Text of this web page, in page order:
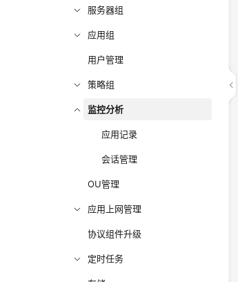
服务器组
应用组
用户管理
策略组
监控分析
应用记录
会话管理
OU管理
应用上网管理
协议组件升级
定时任务